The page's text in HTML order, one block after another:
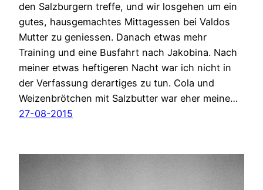
den Salzburgern treffe, und wir losgehen um ein
gutes, hausgemachtes Mittagessen bei Valdos
Mutter zu geniessen. Danach etwas mehr
Training und eine Busfahrt nach Jakobina. Nach
meiner etwas heftigeren Nacht war ich nicht in
der Verfassung derartiges zu tun. Cola und
Weizenbrötchen mit Salzbutter war eher meine…
27-08-2015